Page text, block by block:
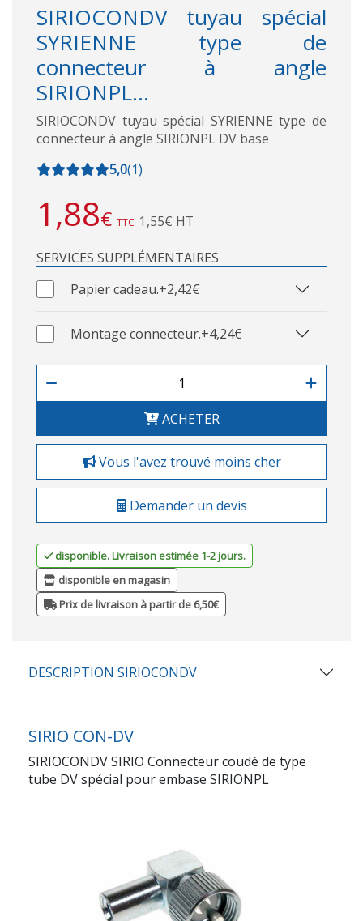
SIRIOCONDV tuyau spécial
SYRIENNE type de
connecteur à angle
SIRIONPL...
SIRIOCONDV tuyau spécial SYRIENNE type de
connecteur à angle SIRIONPL DV base
5,0(1)
1,88€ TTC 1,55€ HT
SERVICES SUPPLÉMENTAIRES
Papier cadeau.+2,42€
Montage connecteur.+4,24€
ACHETER
Vous l'avez trouvé moins cher
Demander un devis
disponible. Livraison estimée 1-2 jours.
disponible en magasin
Prix de livraison à partir de 6,50€
DESCRIPTION SIRIOCONDV
SIRIO CON-DV
SIRIOCONDV SIRIO Connecteur coudé de type
tube DV spécial pour embase SIRIONPL